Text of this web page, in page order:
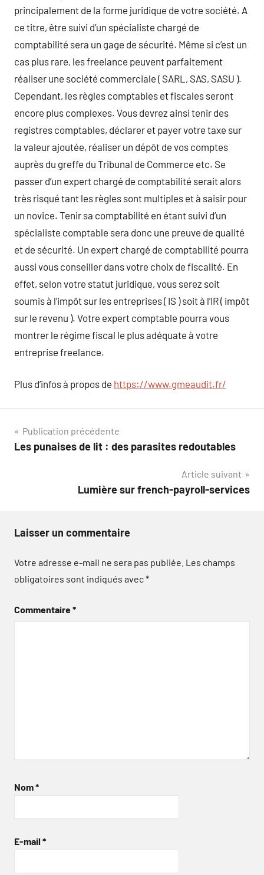
principalement de la forme juridique de votre société. A
ce titre, être suivi d’un spécialiste chargé de
comptabilité sera un gage de sécurité. Même si c’est un
cas plus rare, les freelance peuvent parfaitement
réaliser une société commerciale ( SARL, SAS, SASU ).
Cependant, les règles comptables et fiscales seront
encore plus complexes. Vous devrez ainsi tenir des
registres comptables, déclarer et payer votre taxe sur
la valeur ajoutée, réaliser un dépôt de vos comptes
auprès du greffe du Tribunal de Commerce etc. Se
passer d’un expert chargé de comptabilité serait alors
très risqué tant les règles sont multiples et à saisir pour
un novice. Tenir sa comptabilité en étant suivi d’un
spécialiste comptable sera donc une preuve de qualité
et de sécurité. Un expert chargé de comptabilité pourra
aussi vous conseiller dans votre choix de fiscalité. En
effet, selon votre statut juridique, vous serez soit
soumis à l’impôt sur les entreprises ( IS ) soit à l’IR ( impôt
sur le revenu ). Votre expert comptable pourra vous
montrer le régime fiscal le plus adéquate à votre
entreprise freelance.
Plus d’infos à propos de https://www.gmeaudit.fr/
Navigation
de
Publication précédente
Les punaises de lit : des parasites redoutables
Article suivant
Lumière sur french-payroll-services
Laisser un commentaire
Votre adresse e-mail ne sera pas publiée. Les champs
obligatoires sont indiqués avec*
Commentaire*
Nom*
E-mail *